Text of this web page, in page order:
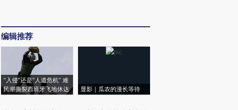
编辑推荐
“入侵”还是“人道危机” 难
民潮撕裂西班牙飞地休达
显影｜瓜农的漫长等待